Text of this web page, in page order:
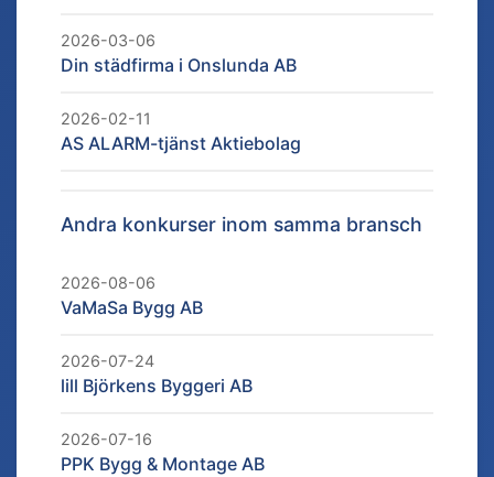
2026-03-06
Din städfirma i Onslunda AB
2026-02-11
AS ALARM-tjänst Aktiebolag
Andra konkurser inom samma bransch
2026-08-06
VaMaSa Bygg AB
2026-07-24
lill Björkens Byggeri AB
2026-07-16
PPK Bygg & Montage AB